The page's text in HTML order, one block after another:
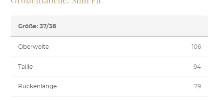
Größe: 37/38
Oberweite 106
Taille 94
Rückenlänge 79